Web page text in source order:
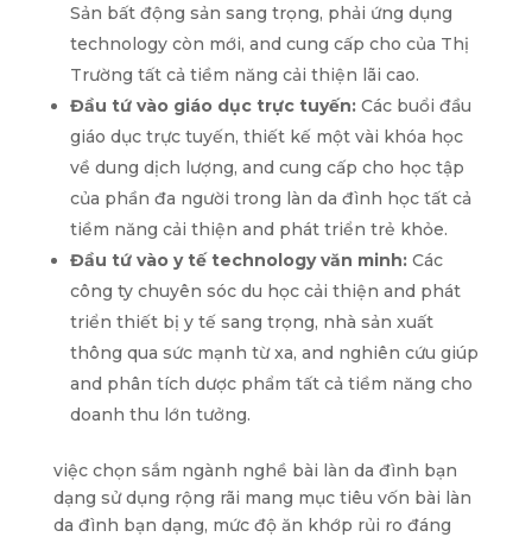
Sản bất động sản sang trọng, phải ứng dụng
technology còn mới, and cung cấp cho của Thị
Trường tất cả tiềm năng cải thiện lãi cao.
Đầu tứ vào giáo dục trực tuyến:Các buổi đầu
giáo dục trực tuyến, thiết kế một vài khóa học
về dung dịch lượng, and cung cấp cho học tập
của phần đa người trong làn da đình học tất cả
tiềm năng cải thiện and phát triển trẻ khỏe.
Đầu tứ vào y tế technology văn minh:Các
công ty chuyên sóc du học cải thiện and phát
triển thiết bị y tế sang trọng, nhà sản xuất
thông qua sức mạnh từ xa, and nghiên cứu giúp
and phân tích dược phẩm tất cả tiềm năng cho
doanh thu lớn tưởng.
việc chọn sắm ngành nghề bài làn da đình bạn
dạng sử dụng rộng rãi mang mục tiêu vốn bài làn
da đình bạn dạng, mức độ ăn khớp rủi ro đáng